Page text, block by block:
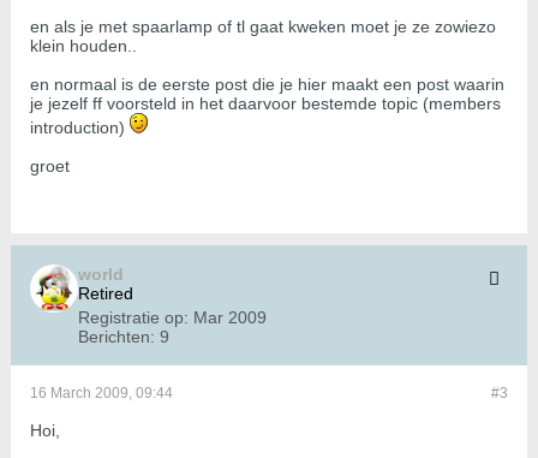
en als je met spaarlamp of tl gaat kweken moet je ze zowiezo
klein houden..
en normaal is de eerste post die je hier maakt een post waarin
je jezelf ff voorsteld in het daarvoor bestemde topic (members
introduction)
groet
world
Retired
Registratie op: Mar 2009
Berichten: 9
#3
16 March 2009, 09:44
Hoi,